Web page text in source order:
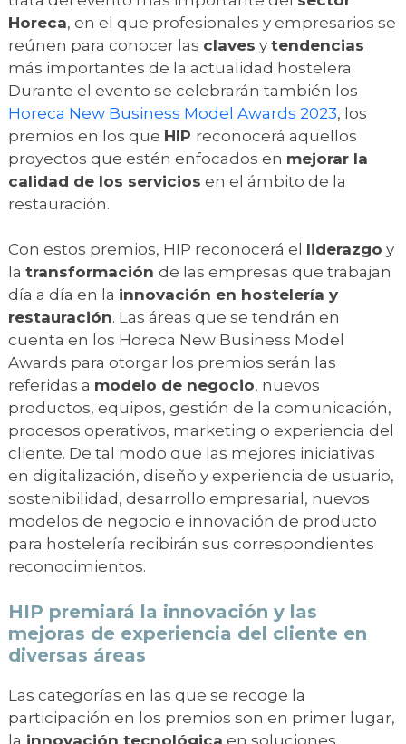
Horeca, en el que profesionales y empresarios se
reúnen para conocer las claves y tendencias
más importantes de la actualidad hostelera.
Durante el evento se celebrarán también los
Horeca New Business Model Awards 2023, los
premios en los que HIP reconocerá aquellos
proyectos que estén enfocados en mejorar la
calidad de los servicios en el ámbito de la
restauración.
Con estos premios, HIP reconocerá el liderazgo y
la transformación de las empresas que trabajan
día a día en la innovación en hostelería y
restauración. Las áreas que se tendrán en
cuenta en los Horeca New Business Model
Awards para otorgar los premios serán las
referidas a modelo de negocio, nuevos
productos, equipos, gestión de la comunicación,
procesos operativos, marketing o experiencia del
cliente. De tal modo que las mejores iniciativas
en digitalización, diseño y experiencia de usuario,
sostenibilidad, desarrollo empresarial, nuevos
modelos de negocio e innovación de producto
para hostelería recibirán sus correspondientes
reconocimientos.
HIP premiará la innovación y las
mejoras de experiencia del cliente en
diversas áreas
Las categorías en las que se recoge la
participación en los premios son en primer lugar,
la innovación tecnológica en soluciones